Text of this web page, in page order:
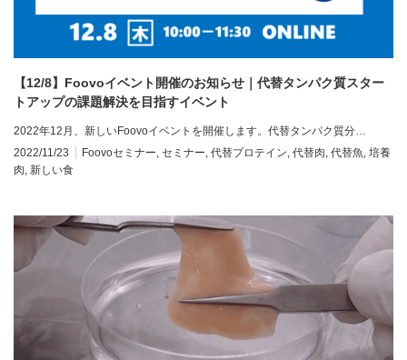
【12/8】Foovoイベント開催のお知らせ｜代替タンパク質スター
トアップの課題解決を目指すイベント
2022年12月、新しいFoovoイベントを開催します。代替タンパク質分…
2022/11/23
Foovoセミナー, セミナー, 代替プロテイン, 代替肉, 代替魚, 培養
肉, 新しい食